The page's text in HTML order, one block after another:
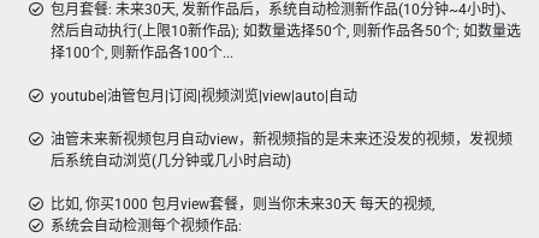
包月套餐: 未来30天, 发新作品后，系统自动检测新作品(10分钟~4小时)、
然后自动执行(上限10新作品); 如数量选择50个, 则新作品各50个; 如数量选
择100个, 则新作品各100个...
youtube|油管包月|订阅|视频浏览|view|auto|自动
油管未来新视频包月自动view，新视频指的是未来还没发的视频，发视频
后系统自动浏览(几分钟或几小时启动)
比如, 你买1000 包月view套餐，则当你未来30天 每天的视频,
系统会自动检测每个视频作品: